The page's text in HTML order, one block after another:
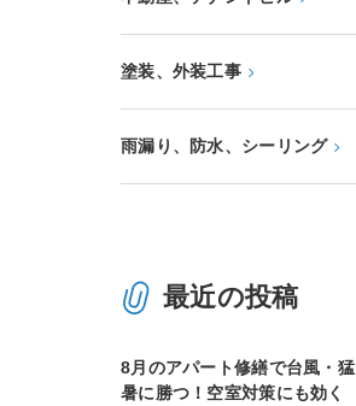
塗装、外装工事
雨漏り、防水、シーリング
最近の投稿
8月のアパート修繕で台風・猛
暑に勝つ！空室対策にも効く